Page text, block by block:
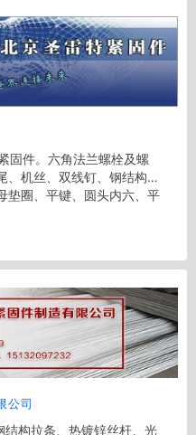
机丝、双线钉、钢结构用
垫圈、平键、圆头内六、平
公司